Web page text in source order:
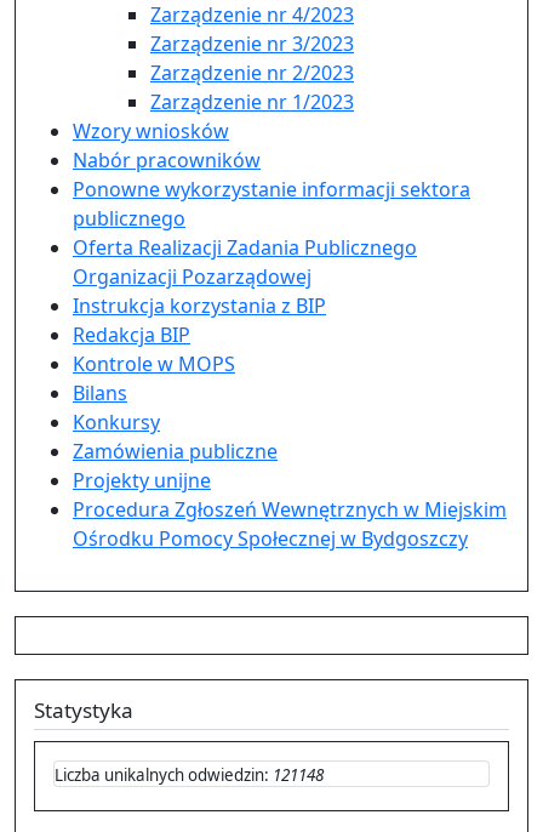
Zarządzenie nr 4/2023
Zarządzenie nr 3/2023
Zarządzenie nr 2/2023
Zarządzenie nr 1/2023
Wzory wniosków
Nabór pracowników
Ponowne wykorzystanie informacji sektora
publicznego
Oferta Realizacji Zadania Publicznego
Organizacji Pozarządowej
Instrukcja korzystania z BIP
Redakcja BIP
Kontrole w MOPS
Bilans
Konkursy
Zamówienia publiczne
Projekty unijne
Procedura Zgłoszeń Wewnętrznych w Miejskim
Ośrodku Pomocy Społecznej w Bydgoszczy
Statystyka
Liczba unikalnych odwiedzin: 121148